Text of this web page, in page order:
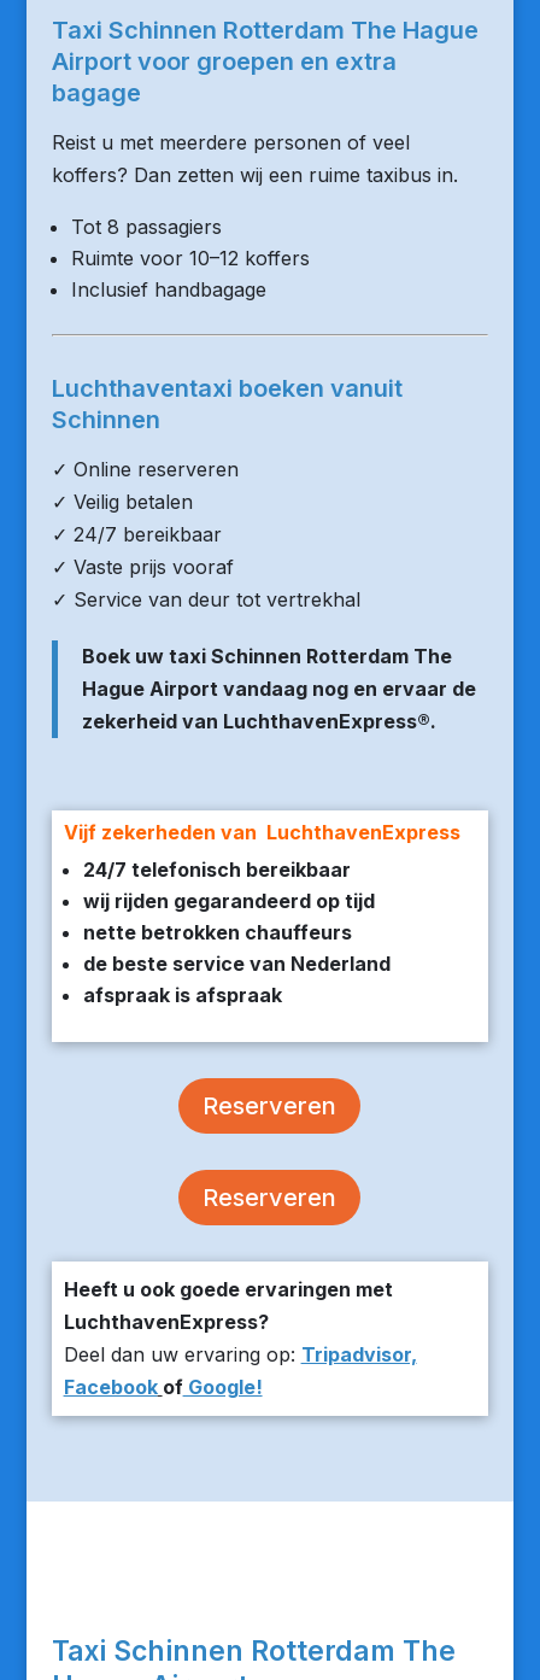
Taxi Schinnen Rotterdam The Hague
Airport voor groepen en extra
bagage
Reist u met meerdere personen of veel
koffers? Dan zetten wij een ruime taxibus in.
Tot 8 passagiers
Ruimte voor 10–12 koffers
Inclusief handbagage
Luchthaventaxi boeken vanuit
Schinnen
✓ Online reserveren
✓ Veilig betalen
✓ 24/7 bereikbaar
✓ Vaste prijs vooraf
✓ Service van deur tot vertrekhal
Boek uw taxi Schinnen Rotterdam The
Hague Airport vandaag nog en ervaar de
zekerheid van LuchthavenExpress®.
Vijf zekerheden van LuchthavenExpress
24/7 telefonisch bereikbaar
wij rijden gegarandeerd op tijd
nette betrokken chauffeurs
de beste service van Nederland
afspraak is afspraak
Reserveren
Reserveren
Heeft u ook goede ervaringen met
LuchthavenExpress?
Deel dan uw ervaring op: Tripadvisor,
Facebook ofGoogle!
Taxi Schinnen Rotterdam The